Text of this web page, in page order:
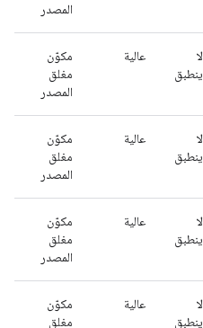
المصدر
لا
ينطبق
عالية
مكوّن
مغلق
المصدر
لا
ينطبق
عالية
مكوّن
مغلق
المصدر
لا
ينطبق
عالية
مكوّن
مغلق
المصدر
لا
ينطبق
عالية
مكوّن
مغلق